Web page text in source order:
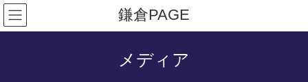
コ
ン
テ
ナ
ビ
ゲ
鎌倉PAGE
メディア